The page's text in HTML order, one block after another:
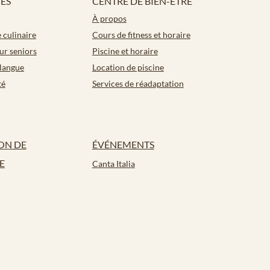
culinaire
seniors
À propos
Cours de fitness et horaire
Piscine et horaire
Location de piscine
Services de réadaptation
DE
ÉVÉNEMENTS
Canta Italia